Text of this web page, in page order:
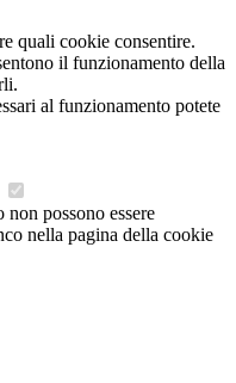
quali cookie consentire.
il funzionamento della
al funzionamento potete
possono essere
nella pagina della cookie